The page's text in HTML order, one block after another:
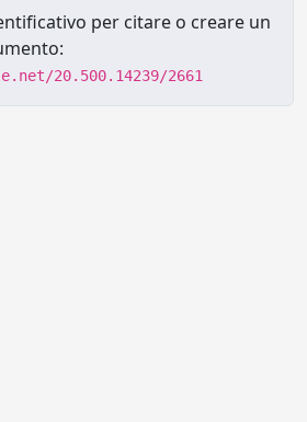
per citare o creare un
20.500.14239/2661